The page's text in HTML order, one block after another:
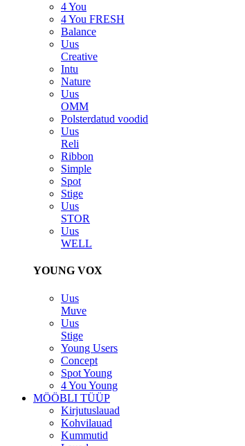
4 You
4 You FRESH
Balance
Uus
Creative
Intu
Nature
Uus
OMM
Polsterdatud voodid
Uus
Reli
Ribbon
Simple
Spot
Stige
Uus
STOR
Uus
WELL
YOUNG VOX
Uus
Muve
Uus
Stige
Young Users
Concept
Spot Young
4 You Young
MÖÖBLI TÜÜP
Kirjutuslauad
Kohvilauad
Kummutid